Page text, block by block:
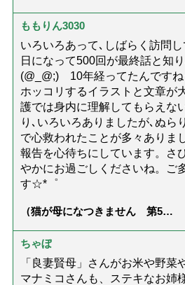
ないための4つの対策「騙されや
すい人の特徴は？」【社会福祉
ももりん3030
いろいろあって､しばらく訪問
日になって500回が最終話と知
(@_@;) 10年経ってたんです
ホッコリするイラストと文章
護では身内に理解してもらえな
り､いろいろありましたが､ぬら
で心救われたことが多々ありま
報告を心待ちにしています。さ
やかにお過ごしくださいね。ご
す☆*゜
（猫が母になつきません 第500
ちゃぼ
「良妻賢母」さんがお米や野菜
マナミコさんも、ステキなお姉